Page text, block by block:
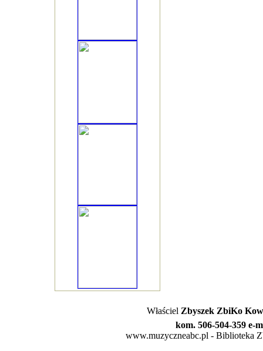
Właściel Zbyszek ZbiKo
kom. 506-504-359 e-
www.muzyczneabc.pl - Biblioteka